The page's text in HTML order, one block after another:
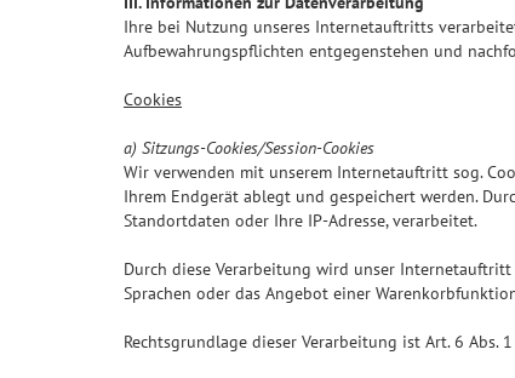
Ihre bei Nutzung unseres Internetauftritts
Aufbewahrungspflichten entgegenstehen und
Cookies
a) Sitzungs-Cookies/Session-Cookies
Wir verwenden mit unserem Internetauftritt sog.
Ihrem Endgerät ablegt und gespeichert werden.
Standortdaten oder Ihre IP-Adresse, verarbeitet.
Durch diese Verarbeitung wird unser
Sprachen oder das Angebot einer
Rechtsgrundlage dieser Verarbeitung ist Art. 6 Abs.